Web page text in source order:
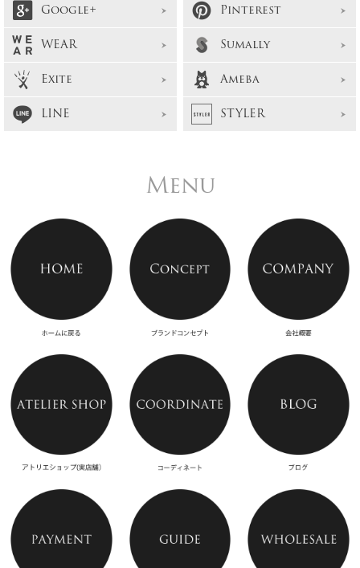
Google+
Pinterest
WEAR
Sumally
Exite
Ameba
LINE
STYLER
Menu